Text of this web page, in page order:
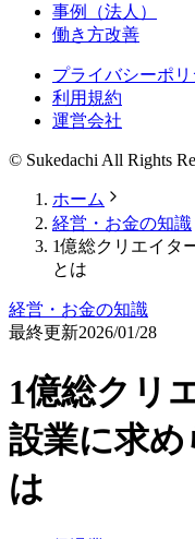
事例（法人）
働き方改善
プライバシーポリ
利用規約
運営会社
© Sukedachi All Rights
ホーム
経営・お金の知識
1億総クリエイタ
とは
経営・お金の知識
最終更新2026/01/28
1億総クリ
設業に求め
は